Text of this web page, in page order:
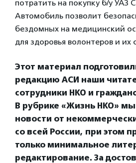
потратить на покупку б/у УАЗ
Автомобиль позволит
бездомных на медицинский
для здоровья волонтеров и их
Этот материал
редакцию АСИ наши
сотрудники НКО и
В рубрике «Жизнь НКО»
новости от
со всей России, при этом
только минимальное
редактирование. За